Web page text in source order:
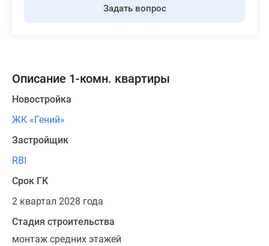
Задать вопрос
Описание 1-комн. квартиры
Новостройка
ЖК «Гений»
Застройщик
RBI
Срок ГК
2 квартал 2028 года
Стадия строительства
монтаж средних этажей